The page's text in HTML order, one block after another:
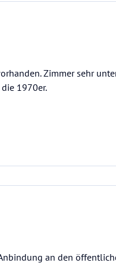
Zimmer sehr
1970er.
an den